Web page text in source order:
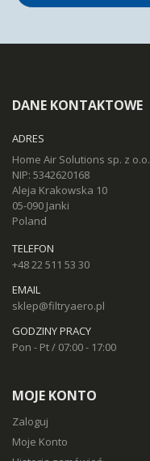
DANE KONTAKTOWE
ADRES
Home Air Solutions sp. z o.o.
NIP: 5342620168
Aleja Krakowska 10
05-090 Janki
Poland
TELEFON
+48 22 511 53 30
EMAIL
sklep@filtryaero.pl
GODZINY PRACY
Pon - Pt / 07:00 - 17:00
MOJE KONTO
Zaloguj
Moje Konto